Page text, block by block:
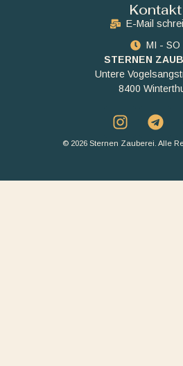
Kontakt
E-Mail
MI - SO
STERNEN
Untere
8400
© 2026 Sternen Zauberei. Alle